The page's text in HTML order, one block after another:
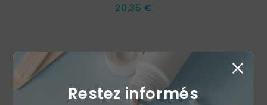
Restez informés
Prix
20,35 €
RUPTURE DE STOCK favorite_border